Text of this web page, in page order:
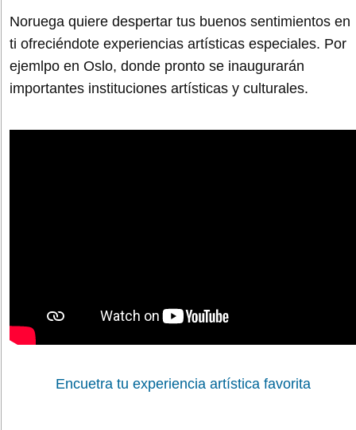
Noruega quiere despertar tus buenos sentimientos en
ti ofreciéndote experiencias artísticas especiales. Por
ejemlpo en Oslo, donde pronto se inaugurarán
importantes instituciones artísticas y culturales.
Encuetra tu experiencia artística favorita